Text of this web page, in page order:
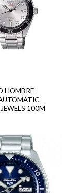
HOMBRE
100M